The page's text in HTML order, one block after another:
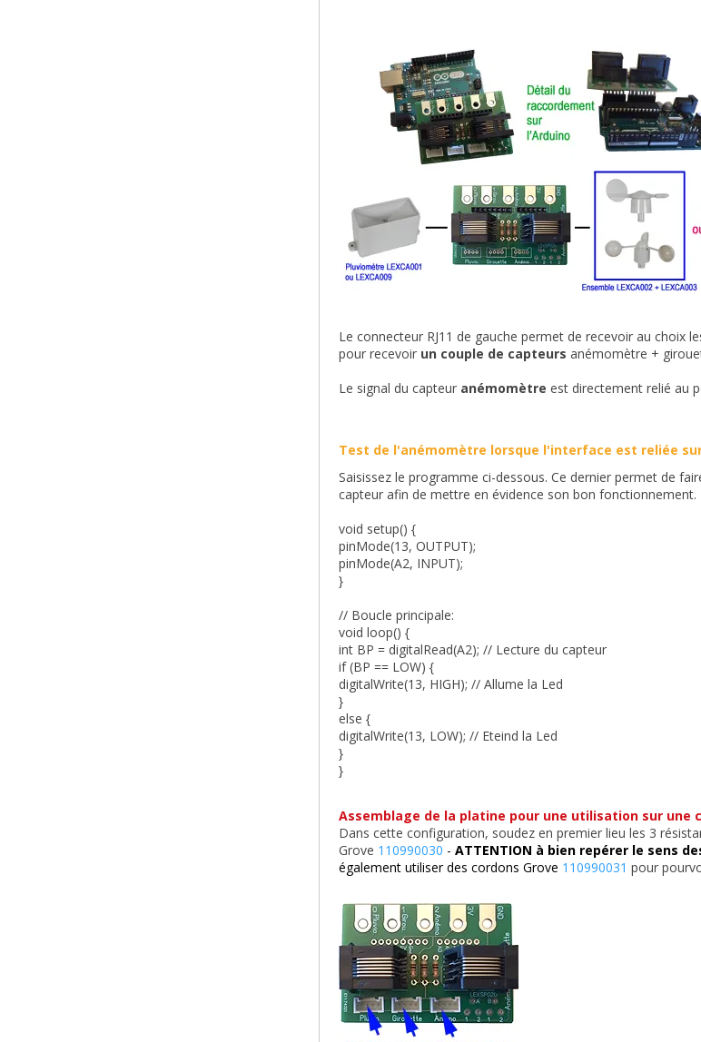
Le connecteur RJ11 de gauche permet de recevoir au choix
pour recevoir un couple de capteurs anémomètre +
Le signal du capteur anémomètre est directement relié au
Test de l'anémomètre lorsque l'interface est reliée
Saisissez le programme ci-dessous. Ce dernier permet de
capteur afin de mettre en évidence son bon fonctionnement.
void setup() {
pinMode(13, OUTPUT);
pinMode(A2, INPUT);
}
// Boucle principale:
void loop() {
int BP = digitalRead(A2); // Lecture du capteur
if (BP == LOW) {
digitalWrite(13, HIGH); // Allume la Led
}
else {
digitalWrite(13, LOW); // Eteind la Led
}
}
Assemblage de la platine pour une utilisation sur une
Dans cette configuration, soudez en premier lieu les 3
Grove 110990030 - ATTENTION à bien repérer le sens
également utiliser des cordons Grove 110990031 pour